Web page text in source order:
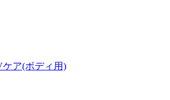
ケア(ボディ用)